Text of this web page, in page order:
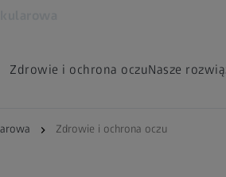
Zdrowie i ochrona oczuNasze
Zdrowie i ochrona oczu